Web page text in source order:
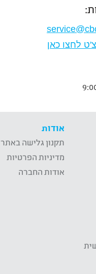
לחצו כאן
אודות
תקנון גלישה באתר
מדיניות הפרטיות
אודות החברה